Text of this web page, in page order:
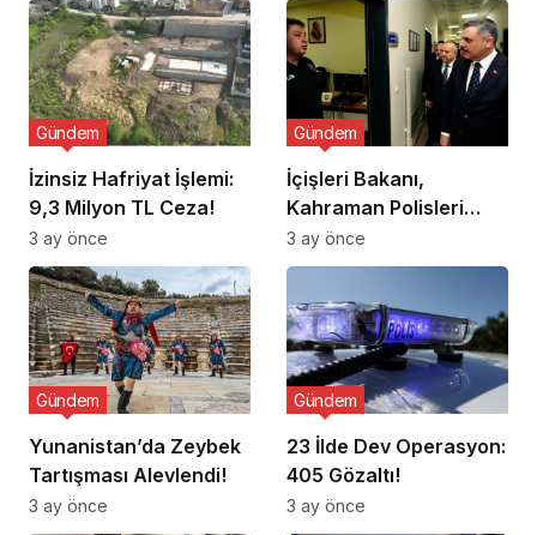
İzinsiz Hafriyat İşlemi:
9,3 Milyon TL Ceza!
Gündem
3 ay önce
İçişleri Bakanı,
Kahraman Polisleri
Ziyaret Etti
Gündem
3 ay önce
Yunanistan’da Zeybek
Tartışması Alevlendi!
Gündem
3 ay önce
23 İlde Dev Operasyon:
405 Gözaltı!
Gündem
3 ay önce